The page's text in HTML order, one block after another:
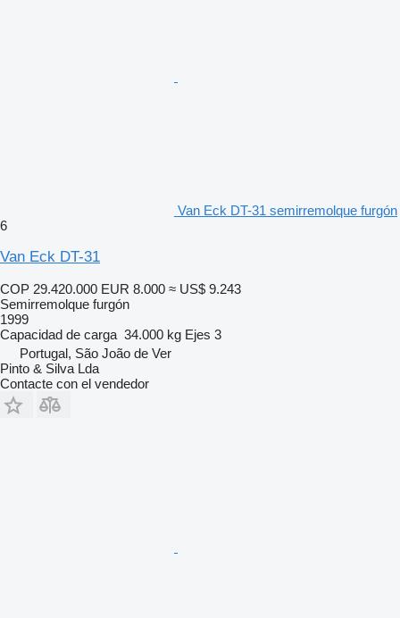
Van Eck DT-31 semirremolque furgón
6
Van Eck DT-31
COP 29.420.000 EUR 8.000 ≈ US$ 9.243
Semirremolque furgón
1999
Capacidad de carga 34.000 kg Ejes 3
Portugal, São João de Ver
Pinto & Silva Lda
Contacte con el vendedor